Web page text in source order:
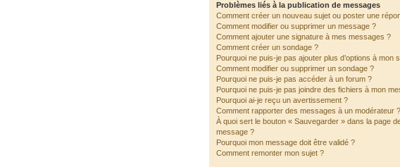
Problèmes liés à la publication de messages
Comment créer un nouveau sujet ou poster une
Comment modifier ou supprimer un message ?
Comment ajouter une signature à mes messages ?
Comment créer un sondage ?
Pourquoi ne puis-je pas ajouter plus d’options à mon
Comment modifier ou supprimer un sondage ?
Pourquoi ne puis-je pas accéder à un forum ?
Pourquoi ne puis-je pas joindre des fichiers à mon
Pourquoi ai-je reçu un avertissement ?
Comment rapporter des messages à un modérateur ?
À quoi sert le bouton « Sauvegarder » dans la page
message ?
Pourquoi mon message doit être validé ?
Comment remonter mon sujet ?